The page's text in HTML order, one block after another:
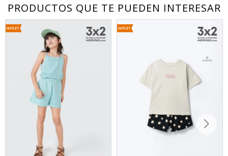
PRODUCTOS QUE TE PUEDEN INTERESAR